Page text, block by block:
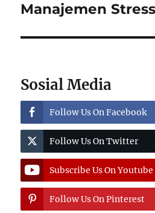
Manajemen Stress
Sosial Media
Follow Us On Facebook
Follow Us On Twitter
Subscribe Us On Youtube
Follow Us On Pinterest